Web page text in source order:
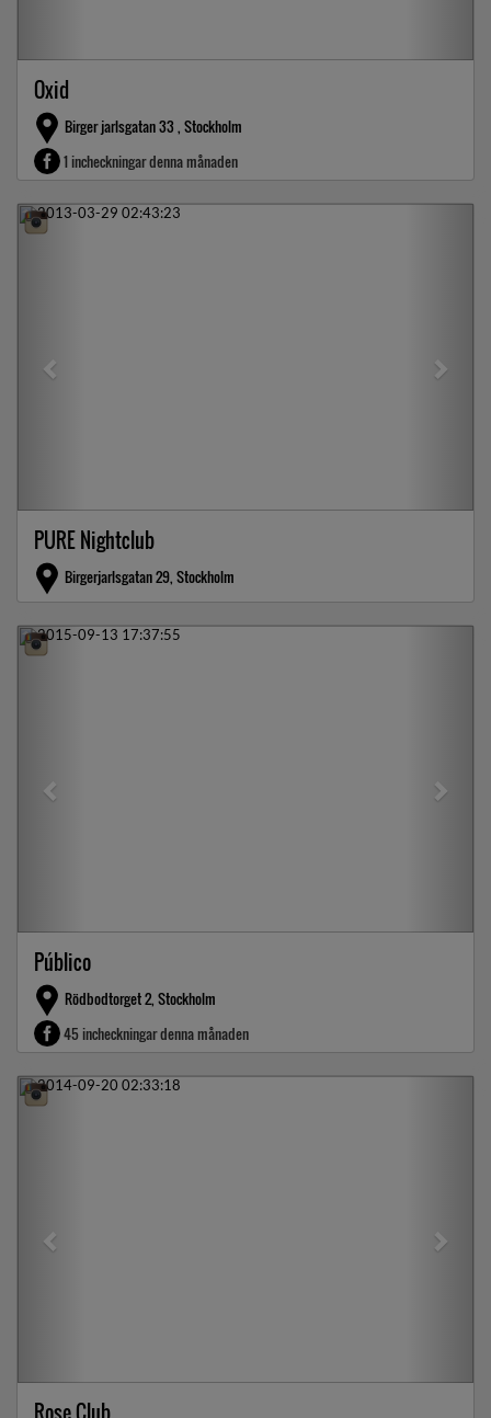
Oxid
Birger jarlsgatan 33 , Stockholm
1 incheckningar denna månaden
Previous
PURE Nightclub
Birgerjarlsgatan 29, Stockholm
Previous
Público
Rödbodtorget 2, Stockholm
45 incheckningar denna månaden
Previous